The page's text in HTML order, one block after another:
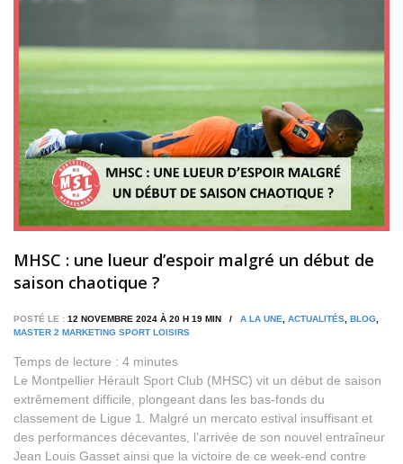
MHSC : une lueur d’espoir malgré un début de
saison chaotique ?
POSTÉ LE : 12 NOVEMBRE 2024 À 20 H 19 MIN / A LA UNE ACTUALITÉS BLOG
MASTER 2 MARKETING SPORT LOISIRS
Temps de lecture : 4 minutes
Le Montpellier Hérault Sport Club (MHSC) vit un début de saison
extrêmement difficile, plongeant dans les bas-fonds du
classement de Ligue 1. Malgré un mercato estival insuffisant et
des performances décevantes, l’arrivée de son nouvel entraîneur
Jean Louis Gasset ainsi que la victoire de ce week-end contre